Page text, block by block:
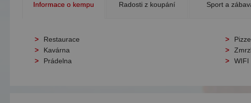
Informace o kempu Radosti z koupání Sport a
Restaurace
Kavárna
Prádelna
WIFI